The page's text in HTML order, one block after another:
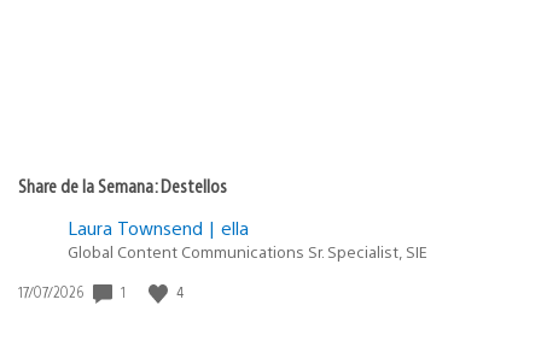
Share de la Semana: Destellos
Laura Townsend | ella
Global Content Communications Sr. Specialist, SIE
Fecha
17/07/2026 1 4